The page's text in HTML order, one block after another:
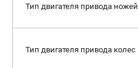
Тип двигателя привода ножей
Тип двигателя привода колес